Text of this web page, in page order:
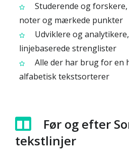
Studerende og
noter og mærkede punkter
Udviklere og
linjebaserede strenglister
Alle der har brug for en
alfabetisk tekstsorterer
Før og efter
tekstlinjer